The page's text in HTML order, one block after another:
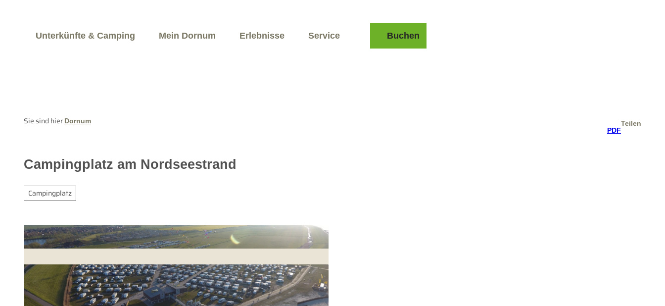
Unterkünfte & Camping Mein Dornum Erlebnisse Service Buchen
Sie sind hier Dornum
PDF
Teilen
Campingplatz am Nordseestrand
Campingplatz